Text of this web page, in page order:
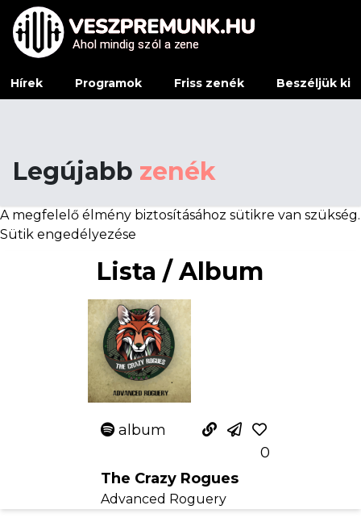
Ahol mindig szól a zene
Ahol mindig szól a zene
Hírek Programok Friss zenék Beszéljük ki
Legújabb zenék
A megfelelő élmény biztosításához sütikre van szükség.
Sütik engedélyezése
Lista / Album
album
0
The Crazy Rogues
Advanced Roguery